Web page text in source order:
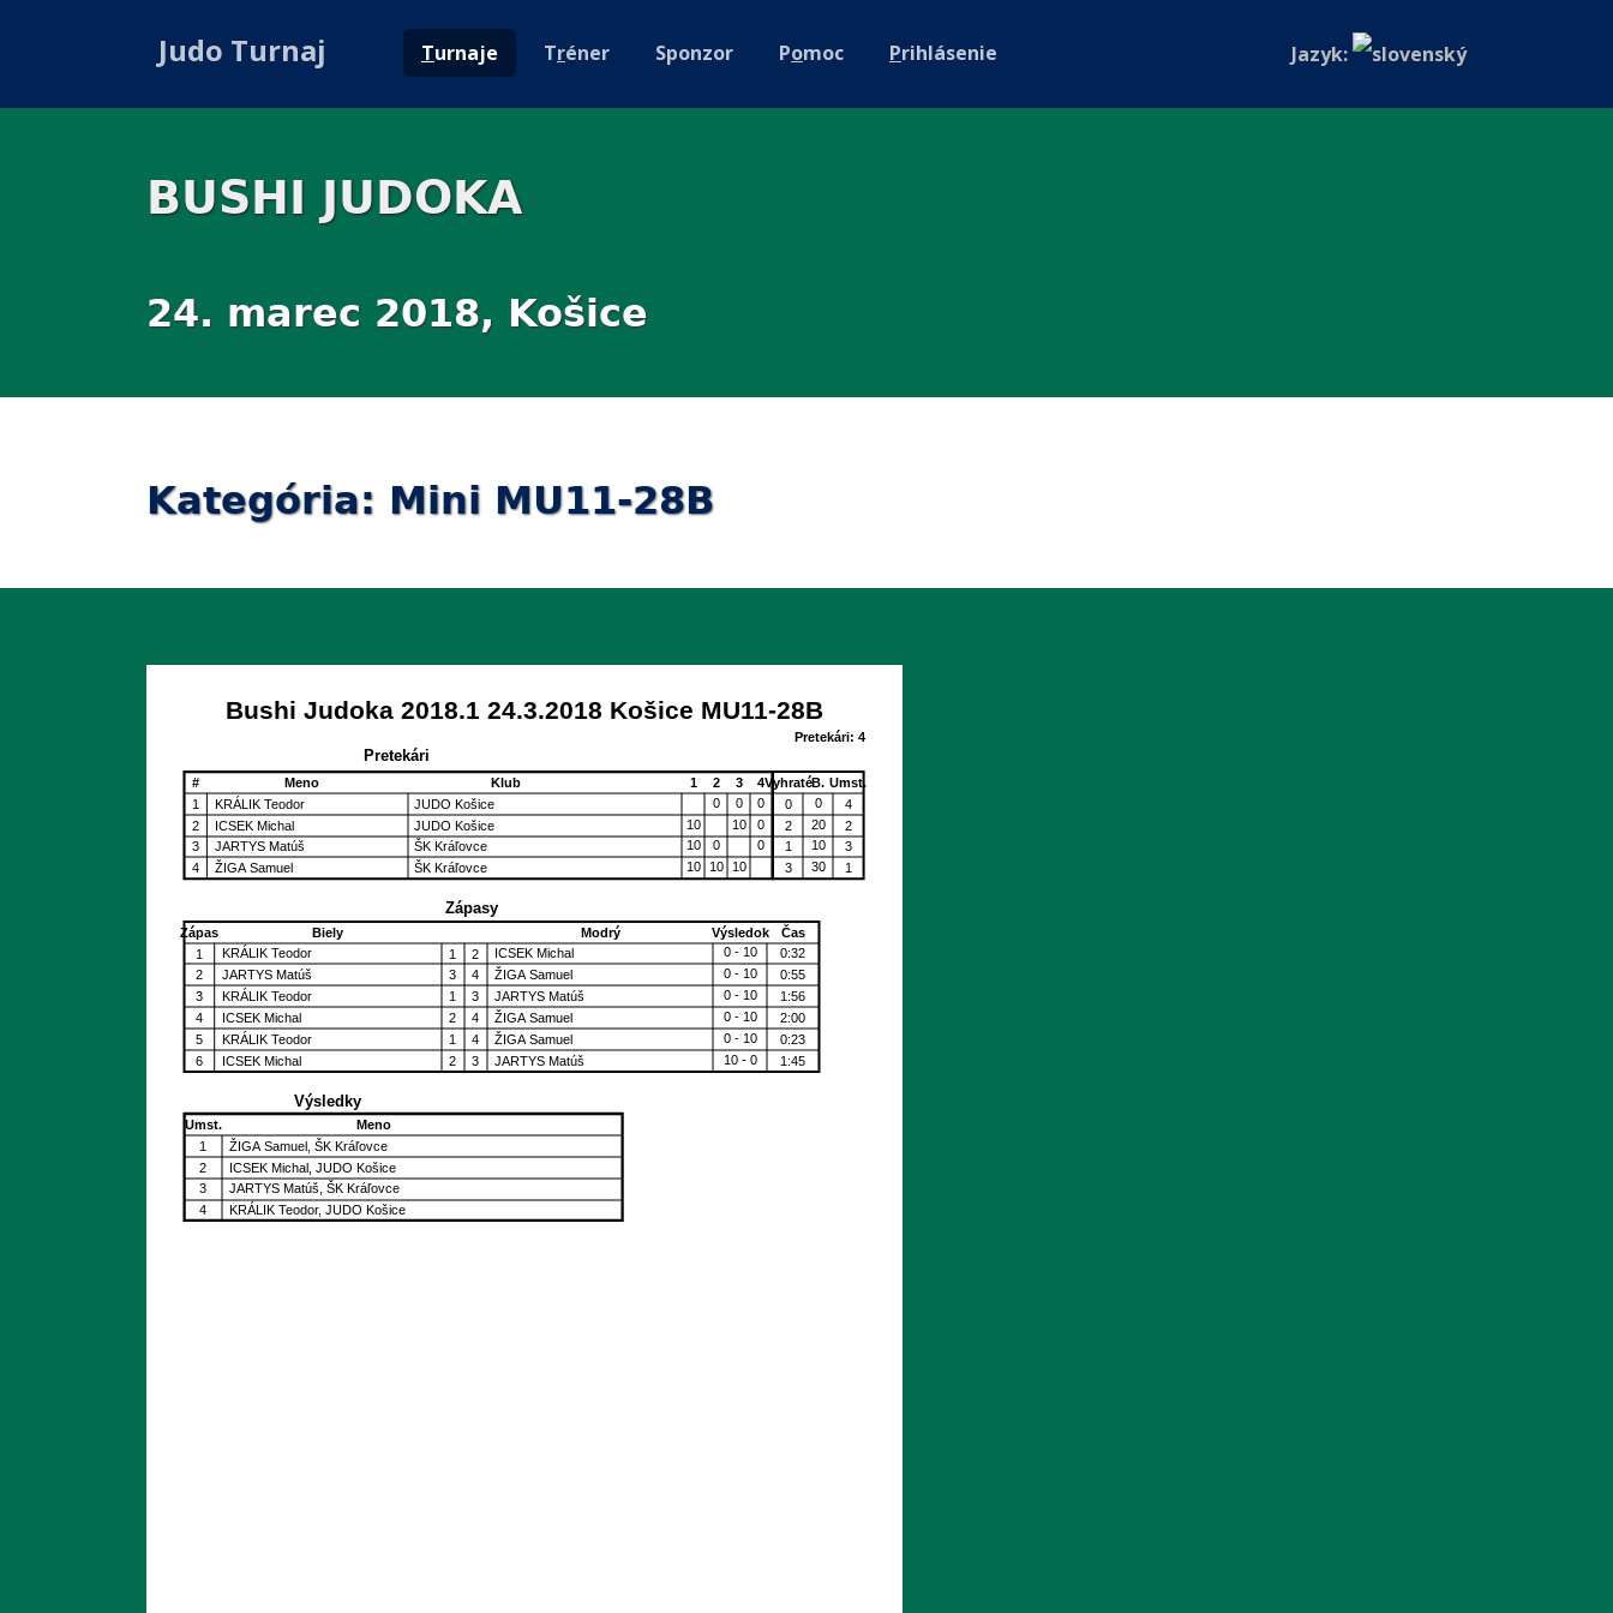
Judo Turnaj Jazyk:
Turnaje Tréner Sponzor Pomoc Prihlásenie
BUSHI JUDOKA
24. marec 2018, Košice
Kategória: Mini MU11-28B